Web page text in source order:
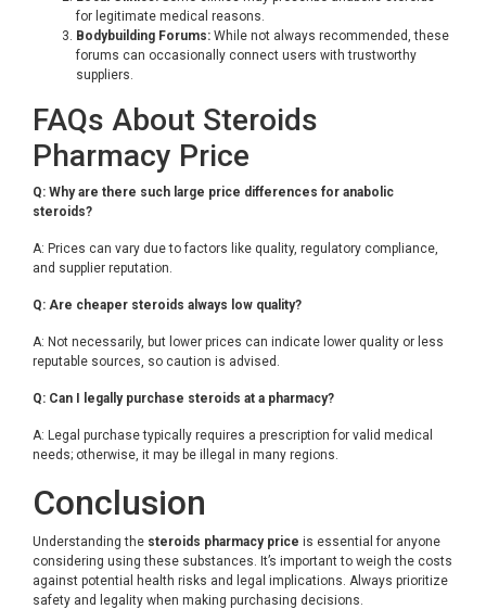
for legitimate medical reasons.
Bodybuilding Forums: While not always recommended, these
forums can occasionally connect users with trustworthy
suppliers.
FAQs About Steroids
Pharmacy Price
Q: Why are there such large price differences for anabolic
steroids?
A: Prices can vary due to factors like quality, regulatory compliance,
and supplier reputation.
Q: Are cheaper steroids always low quality?
A: Not necessarily, but lower prices can indicate lower quality or less
reputable sources, so caution is advised.
Q: Can I legally purchase steroids at a pharmacy?
A: Legal purchase typically requires a prescription for valid medical
needs; otherwise, it may be illegal in many regions.
Conclusion
Understanding the steroids pharmacy price is essential for anyone
considering using these substances. It’s important to weigh the costs
against potential health risks and legal implications. Always prioritize
safety and legality when making purchasing decisions.